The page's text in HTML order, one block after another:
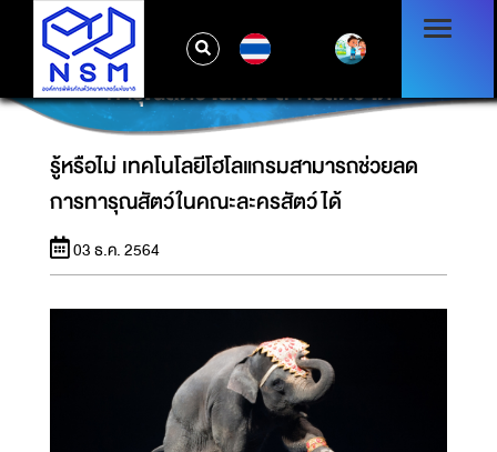
รู้หรือไม่ เทคโนโลยีโฮโลแกรมสามารถช่วยลดการ
ทารุณสัตว์ในคณะละครสัตว์ได้
รู้หรือไม่ เทคโนโลยีโฮโลแกรมสามารถช่วยลด
การทารุณสัตว์ในคณะละครสัตว์ได้
03 ธ.ค. 2564